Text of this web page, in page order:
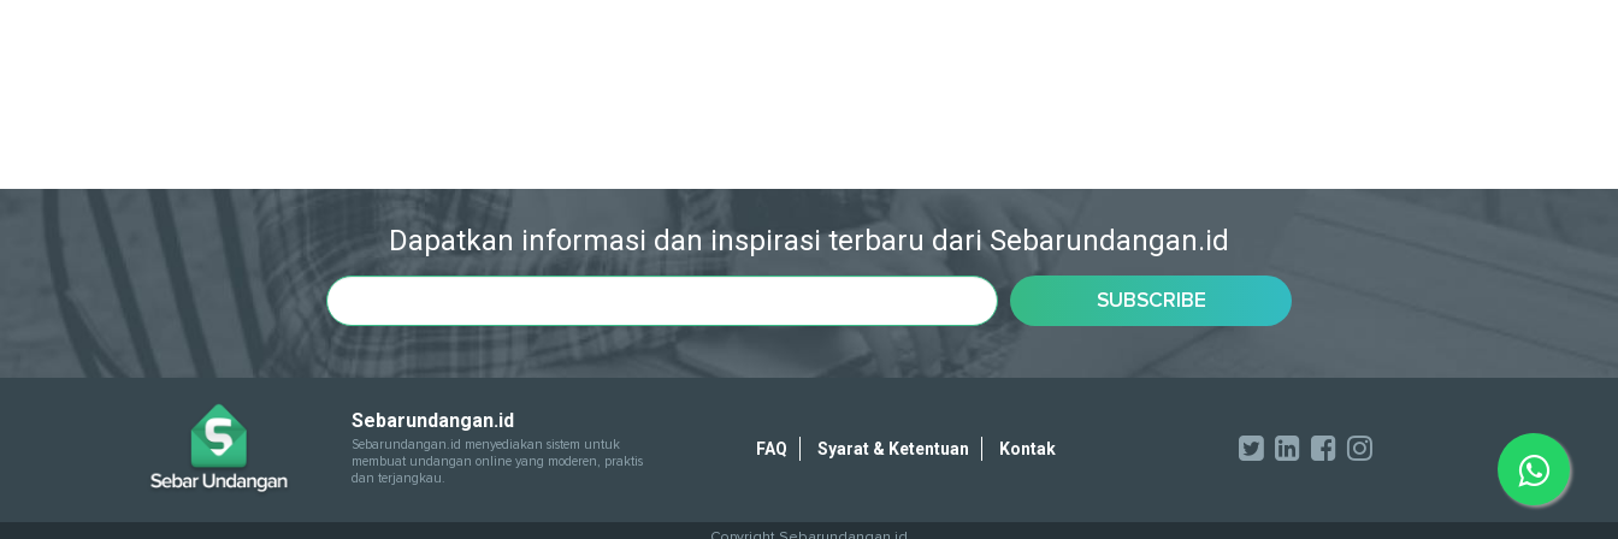
Dapatkan informasi dan inspirasi terbaru dari Sebarundangan.id
Sebarundangan.id
Sebarundangan.id menyediakan sistem untuk
membuat undangan online yang moderen, praktis
dan terjangkau.
FAQ Syarat & Ketentuan Kontak